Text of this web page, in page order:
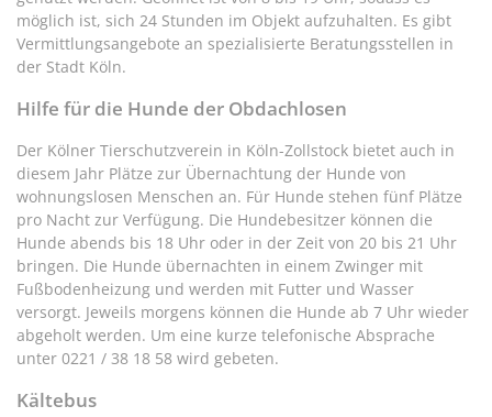
möglich ist, sich 24 Stunden im Objekt aufzuhalten. Es gibt
Vermittlungsangebote an spezialisierte Beratungsstellen in
der Stadt Köln.
Hilfe für die Hunde der Obdachlosen
Der Kölner Tierschutzverein in Köln-Zollstock bietet auch in
diesem Jahr Plätze zur Übernachtung der Hunde von
wohnungslosen Menschen an. Für Hunde stehen fünf Plätze
pro Nacht zur Verfügung. Die Hundebesitzer können die
Hunde abends bis 18 Uhr oder in der Zeit von 20 bis 21 Uhr
bringen. Die Hunde übernachten in einem Zwinger mit
Fußbodenheizung und werden mit Futter und Wasser
versorgt. Jeweils morgens können die Hunde ab 7 Uhr wieder
abgeholt werden. Um eine kurze telefonische Absprache
unter 0221 / 38 18 58 wird gebeten.
Kältebus